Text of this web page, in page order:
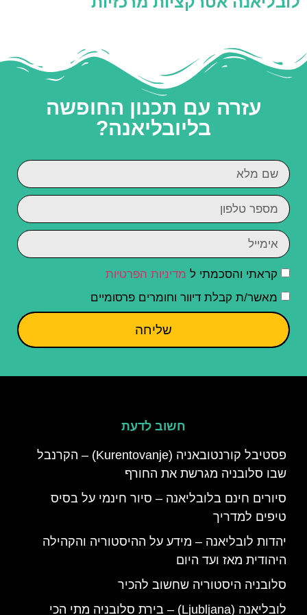
עזרה עם תכנון החופשה
בליובליאנה?
קראתי והסכמתי ל מדיניות הפרטיות
מאשר/ת קבלת דיוור וחומרים פרסומיים
שליחה
חשוב לדעת
פסטיבל קורנטובאניה (Kurentovanje) – הקרנבל
שבו סלובניה מגרשת את החורף
סיורים חינם בלובליאנה – סיור חינמי על בסיס
טיפים למדריך
יהדות לובליאנה – מידע על ההיסטוריה והקהילה
היהודית מאז ועד היום
סלובניה היסטוריה שחשוב להכיר
לובליאנה (Ljubljana) – בירת סלובניה מתי הכי